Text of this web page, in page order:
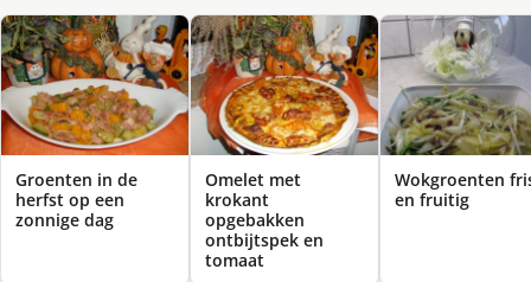
Groenten in de
herfst op een
zonnige dag
Omelet met
krokant
opgebakken
ontbijtspek en
tomaat
Wokgroenten
en fruitig